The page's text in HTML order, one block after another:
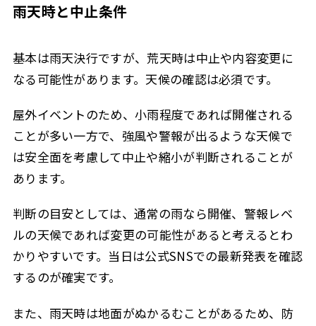
雨天時と中止条件
基本は雨天決行ですが、荒天時は中止や内容変更に
なる可能性があります。天候の確認は必須です。
屋外イベントのため、小雨程度であれば開催される
ことが多い一方で、強風や警報が出るような天候で
は安全面を考慮して中止や縮小が判断されることが
あります。
判断の目安としては、通常の雨なら開催、警報レベ
ルの天候であれば変更の可能性があると考えるとわ
かりやすいです。当日は公式SNSでの最新発表を確認
するのが確実です。
また、雨天時は地面がぬかるむことがあるため、防